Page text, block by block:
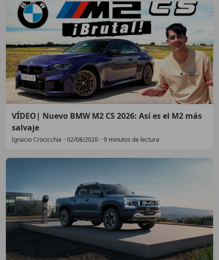
VÍDEO| Nuevo BMW M2 CS 2026: Así es el M2 más
salvaje
Ignacio Crocicchia · 02/08/2026 · 9 minutos de lectura